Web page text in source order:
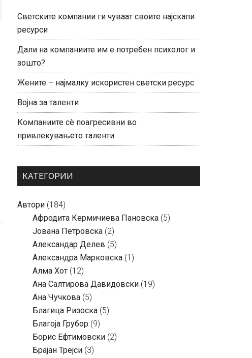
Светските компании ги чуваат своите најскапи
ресурси
Дали на компаниите им е потребен психолог и
зошто?
Жените – најмалку искористен светски ресурс
Војна за таленти
Компаниите сè поагресивни во
привлекувањето таленти
КАТЕГОРИИ
Автори (184)
Aфродита Кермичиева Пановска (5)
Јована Петровска (2)
Александар Делев (5)
Александра Марковска (1)
Алма Хот (12)
Ана Салтирова Давидовски (19)
Ана Чучкова (5)
Благица Ризоска (5)
Благоја Грубор (9)
Борис Ефтимовски (2)
Брајан Трејси (3)